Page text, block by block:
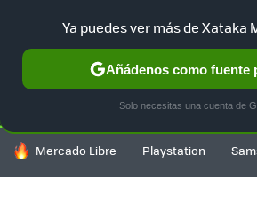
SELECCIÓN GAMING HOME
HOY SE HABLA DE
Mercado Libre Playstation
Ya puedes ver más de Xataka
Añádenos como fuente
Solo necesitas una cuenta de